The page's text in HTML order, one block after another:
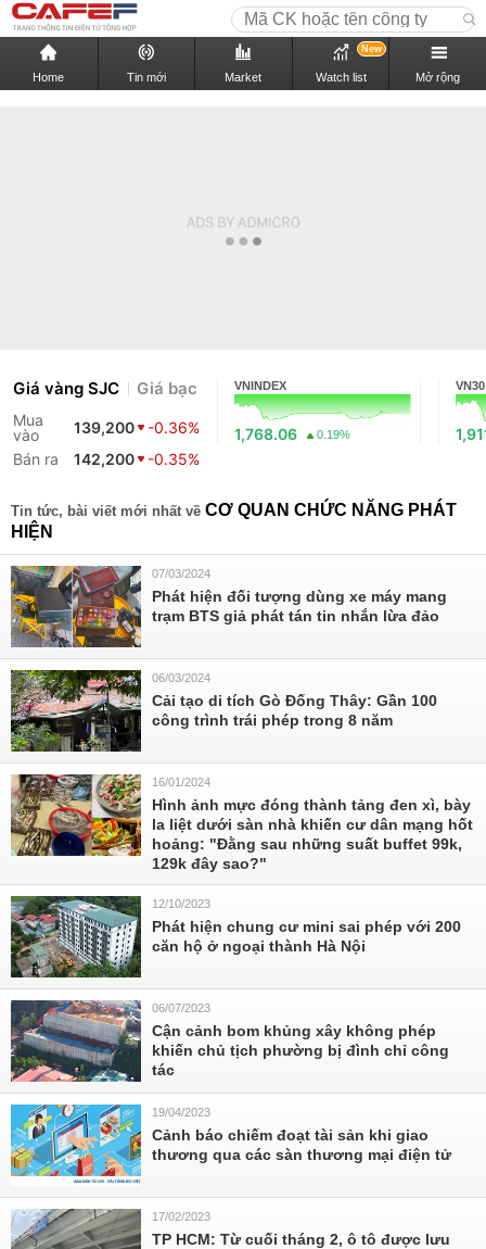
Home Tin mới Market Watch list
New
Mở rộng
Giá vàng SJC Giá bạc
Mua
vào
139,200
-0.36%
Bán ra
142,200 -0.35%
VNINDEX
1,768.06 0.19%
VN30
Tin tức, bài viết mới nhất về CƠ QUAN CHỨC NĂNG PHÁT
HIỆN
07/03/2024
Phát hiện đối tượng dùng xe máy mang
trạm BTS giả phát tán tin nhắn lừa đảo
06/03/2024
Cải tạo di tích Gò Đống Thây: Gần 100
công trình trái phép trong 8 năm
16/01/2024
Hình ảnh mực đóng thành tảng đen xì, bày
la liệt dưới sàn nhà khiến cư dân mạng hốt
hoảng: "Đằng sau những suất buffet 99k,
129k đây sao?"
12/10/2023
Phát hiện chung cư mini sai phép với 200
căn hộ ở ngoại thành Hà Nội
06/07/2023
Cận cảnh bom khủng xây không phép
khiến chủ tịch phường bị đình chỉ công
tác
19/04/2023
Cảnh báo chiếm đoạt tài sản khi giao
thương qua các sàn thương mại điện tử
17/02/2023
TP HCM: Từ cuối tháng 2, ô tô được lưu